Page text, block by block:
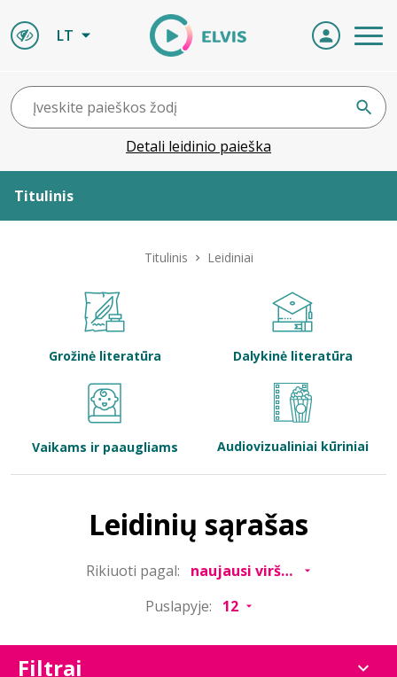
LT
Detali leidinio paieška
Titulinis
Bibliotekoms
Titulinis Leidiniai
Grožinė literatūra Dalykinė literatūra
Vaikams ir paaugliams Audiovizualiniai kūriniai
Leidinių sąrašas
Rikiuoti pagal:
Puslapyje:
Filtrai